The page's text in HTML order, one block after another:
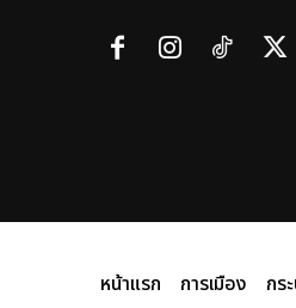
หน้าแรก การเมือง กร